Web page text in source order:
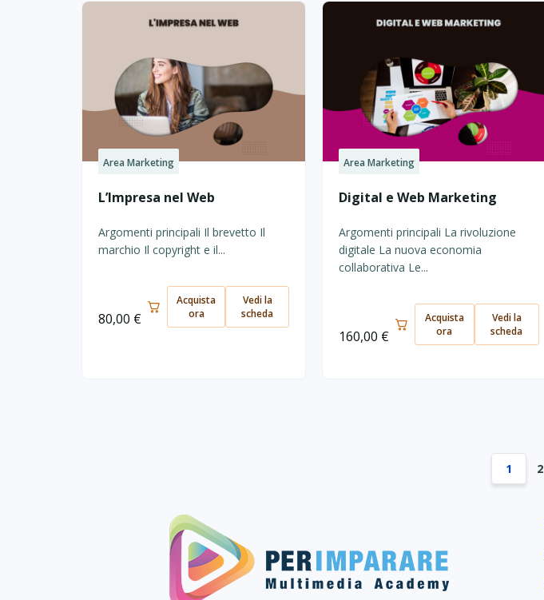
Area Marketing
L’Impresa nel Web
Argomenti principali Il brevetto Il
marchio Il copyright e il...
80,00 €
Acquista
ora
Vedi la
scheda
Area Marketing
Digital e Web Marketing
Argomenti principali La rivoluzione
digitale La nuova economia
collaborativa Le...
160,00 €
Acquista
ora
Vedi la
scheda
1 2